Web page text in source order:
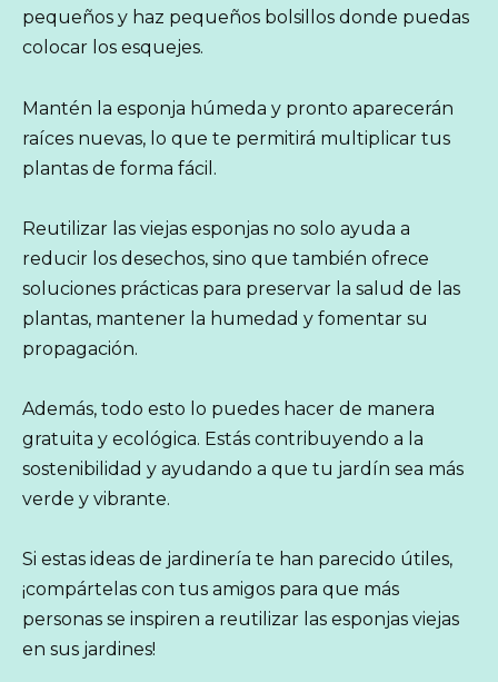
pequeños y haz pequeños bolsillos donde puedas
colocar los esquejes.
Mantén la esponja húmeda y pronto aparecerán
raíces nuevas, lo que te permitirá multiplicar tus
plantas de forma fácil.
Reutilizar las viejas esponjas no solo ayuda a
reducir los desechos, sino que también ofrece
soluciones prácticas para preservar la salud de las
plantas, mantener la humedad y fomentar su
propagación.
Además, todo esto lo puedes hacer de manera
gratuita y ecológica. Estás contribuyendo a la
sostenibilidad y ayudando a que tu jardín sea más
verde y vibrante.
Si estas ideas de jardinería te han parecido útiles,
¡compártelas con tus amigos para que más
personas se inspiren a reutilizar las esponjas viejas
en sus jardines!